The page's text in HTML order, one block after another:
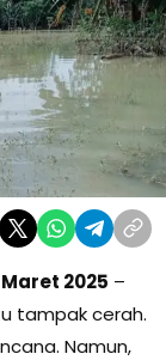
2025 –
tampak cerah.
Namun,